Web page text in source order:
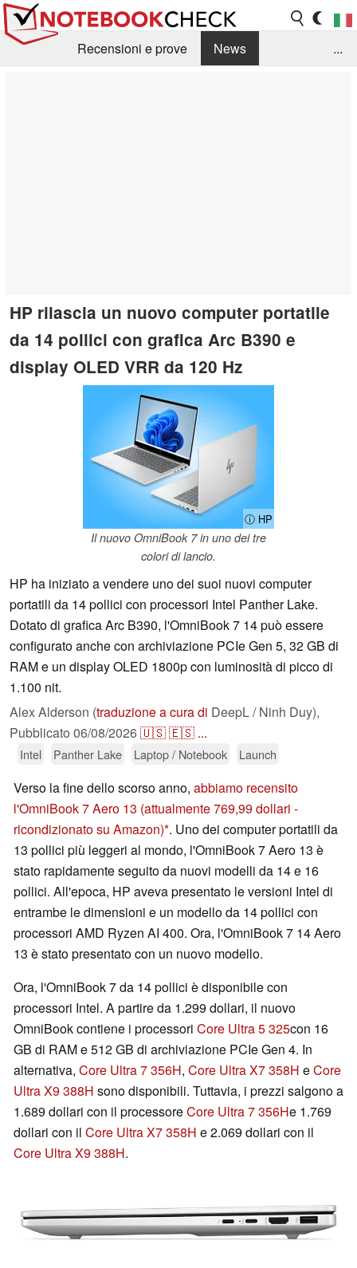
Recensioni e prove
News
...
HP rilascia un nuovo computer portatile
da 14 pollici con grafica Arc B390 e
display OLED VRR da 120 Hz
ⓘ HP
Il nuovo OmniBook 7 in uno dei tre
colori di lancio.
HP ha iniziato a vendere uno dei suoi nuovi computer
portatili da 14 pollici con processori Intel Panther Lake.
Dotato di grafica Arc B390, l'OmniBook 7 14 può essere
configurato anche con archiviazione PCIe Gen 5, 32 GB di
RAM e un display OLED 1800p con luminosità di picco di
1.100 nit.
Alex Alderson (traduzione a cura di DeepL / Ninh Duy),
Pubblicato 06/08/2026🇺🇸🇪🇸 ...
Intel Panther Lake Laptop / Notebook Launch
Verso la fine dello scorso anno, abbiamo recensito
l'OmniBook 7 Aero 13 (attualmente 769,99 dollari -
ricondizionato su Amazon) . Uno dei computer portatili da
13 pollici più leggeri al mondo, l'OmniBook 7 Aero 13 è
stato rapidamente seguito da nuovi modelli da 14 e 16
pollici. All'epoca, HP aveva presentato le versioni Intel di
entrambe le dimensioni e un modello da 14 pollici con
processori AMD Ryzen AI 400. Ora, l'OmniBook 7 14 Aero
13 è stato presentato con un nuovo modello.
Ora, l'OmniBook 7 da 14 pollici è disponibile con
processori Intel. A partire da 1.299 dollari, il nuovo
OmniBook contiene i processori Core Ultra 5 325con 16
GB di RAM e 512 GB di archiviazione PCIe Gen 4. In
alternativa, Core Ultra 7 356H, Core Ultra X7 358H eCore
Ultra X9 388H sono disponibili. Tuttavia, i prezzi salgono a
1.689 dollari con il processoreCore Ultra 7 356He 1.769
dollari con il Core Ultra X7 358H e 2.069 dollari con il
Core Ultra X9 388H.